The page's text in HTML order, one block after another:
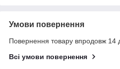
Умови повернення
Повернення товару впродовж 14
Всі умови повернення